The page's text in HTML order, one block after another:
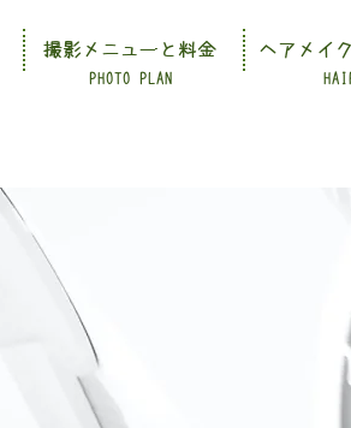
PHOTO PLAN
撮影メニューと料金 ヘアメイ